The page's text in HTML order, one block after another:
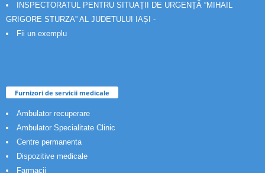
INSPECTORATUL PENTRU SITUAȚII DE URGENȚĂ “MIHAIL
GRIGORE STURZA” AL JUDETULUI IAȘI -
Fii un exemplu
Furnizori de servicii medicale
Ambulator recuperare
Ambulator Specialitate Clinic
Centre permanenta
Dispozitive medicale
Farmacii